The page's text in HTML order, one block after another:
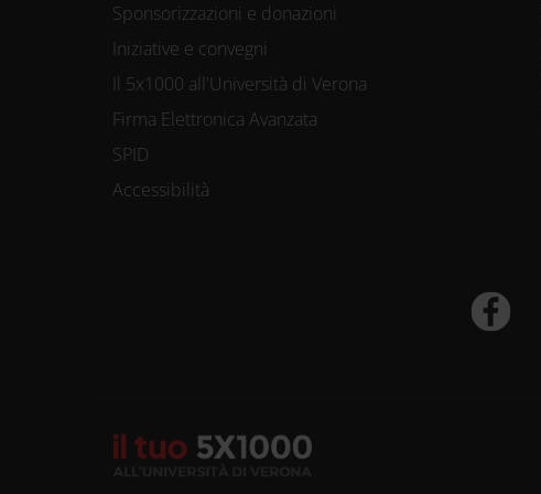
Sponsorizzazioni e donazioni
Iniziative e convegni
Il 5x1000 all'Università di Verona
Firma Elettronica Avanzata
SPID
Accessibilità